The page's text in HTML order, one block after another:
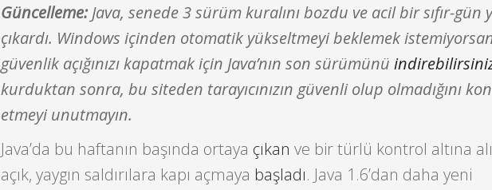
Güncelleme:Java, senede 3 sürüm kuralını bozdu ve acil bir sıfır-gün
çıkardı. Windows içinden otomatik yükseltmeyi beklemek
güvenlik açığınızı kapatmak için Java’nın son sürümünü
kurduktan sonra, bu siteden tarayıcınızın güvenli olup olmadığını
etmeyi unutmayın.
Java’da bu haftanın başında ortaya çıkan ve bir türlü kontrol altına
açık, yaygın saldırılara kapı açmaya başladı. Java 1.6’dan daha yeni